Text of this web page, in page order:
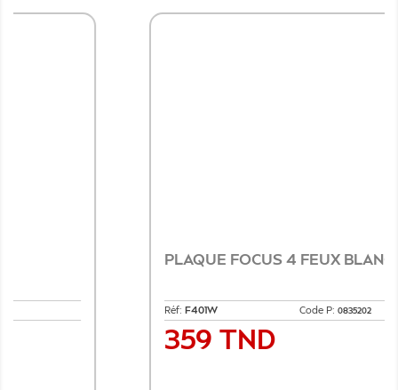
PLAQUE FOCUS 4 FEUX BLANC
Code P:
359 TND